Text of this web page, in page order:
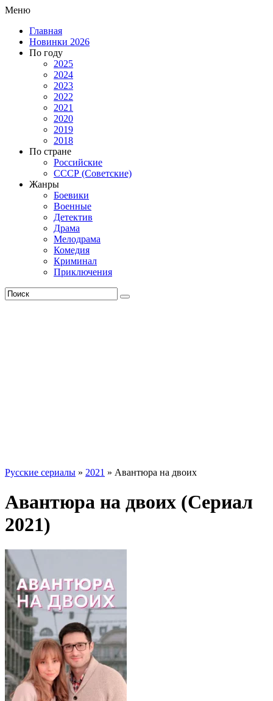
Меню
Главная
Новинки 2026
По году
2025
2024
2023
2022
2021
2020
2019
2018
По стране
Российские
СССР (Советские)
Жанры
Боевики
Военные
Детектив
Драма
Мелодрама
Комедия
Криминал
Приключения
Русские сериалы » 2021 » Авантюра на двоих
Авантюра на двоих (Сериал
2021)